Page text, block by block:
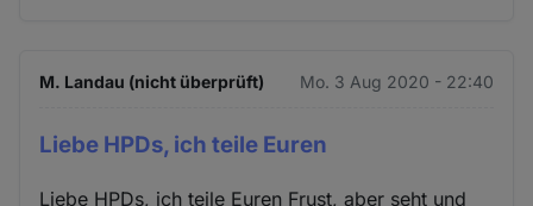
M. Landau (nicht überprüft) Mo. 3 Aug 2020 - 22:40
Liebe HPDs, ich teile Euren
Liebe HPDs, ich teile Euren Frust, aber seht und